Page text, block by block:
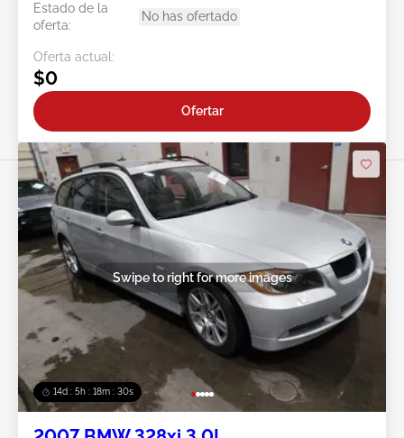
Estado de la
oferta:
No has ofertado
Oferta actual:
$0
Ofertar
14d : 5h : 18m : 27s
Swipe to right for more images